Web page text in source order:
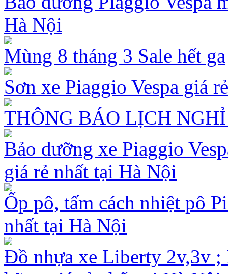
Hà Nội
Mùng 8 tháng 3 Sale hết ga
Sơn xe Piaggio Vespa giá
THÔNG BÁO LỊCH
Bảo dưỡng xe Piaggio
giá rẻ nhất tại Hà Nội
Ốp pô, tấm cách nhiệt pô
nhất tại Hà Nội
Đồ nhựa xe Liberty 2v,3v